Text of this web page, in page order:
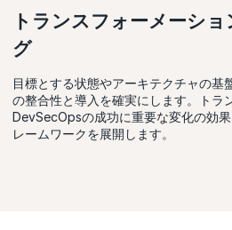
トランスフォーメーシ
グ
目標とする状態やアーキテクチャの基
の整合性と導入を確実にします。トラ
DevSecOpsの成功に重要な変化の効
レームワークを展開します。